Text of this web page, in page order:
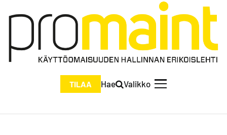
TILAA Hae Valikko